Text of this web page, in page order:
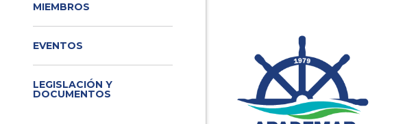
MIEMBROS
EVENTOS
LEGISLACIÓN Y
DOCUMENTOS